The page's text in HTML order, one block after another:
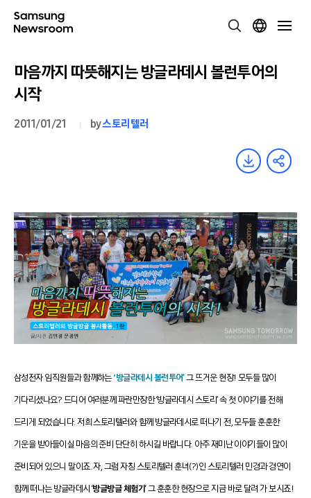
마음까지 따뜻해지는 방글라데시 볼런투어의
시작
2011/01/21 by스토리텔러
삼성전자 임직원들과 함께하는‘방글라데시 볼런투어’그 뜨거운 현장! 모두들 많이
기다리셨나요?드디어 여러분께 파란만장한 ‘방글라데시 스토리’ 속 첫 이야기를 전해
드리게 되었습니다.저희 스토리텔러와 함께 방글라데시로 떠나기 전, 모두들 훈훈한
기운을 받아들이실 마음의 준비 단단히 하시길 바랍니다. 아주 재미난 이야기들이 많이
준비되어 있으니 말이죠. 자,그럼 자칭 스토리텔러 훈녀(?)인 스토리텔러 민경과 경연이
함께 떠나는 방글라데시 ‘방글방글 체험기‘ 그 훈훈한 현장으로 지금 바로 달려 가 보시죠!